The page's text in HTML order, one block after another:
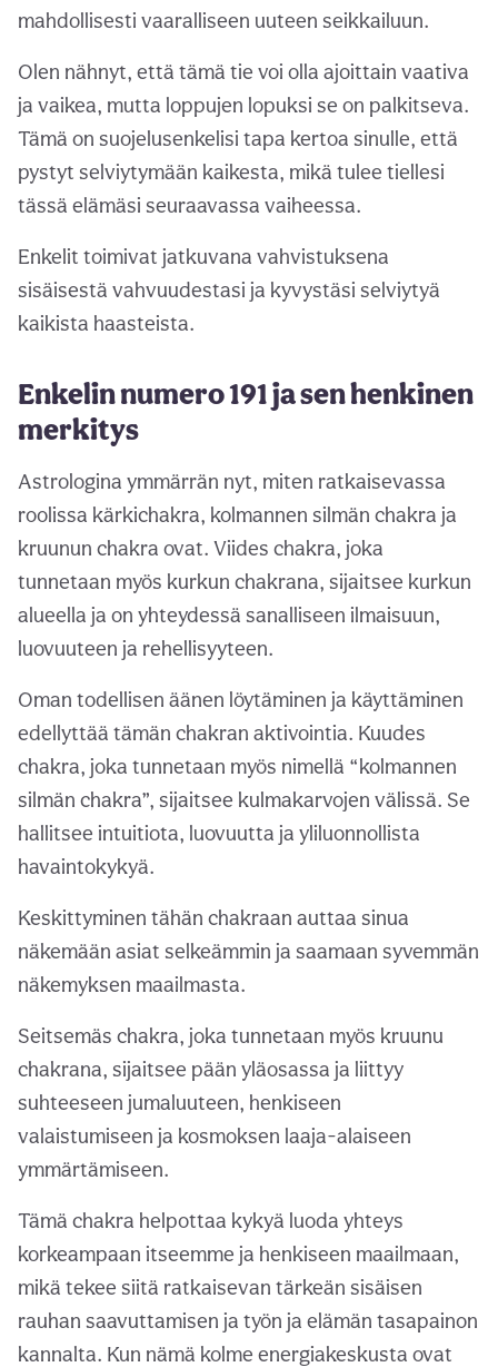
mahdollisesti vaaralliseen uuteen seikkailuun.
Olen nähnyt, että tämä tie voi olla ajoittain vaativa
ja vaikea, mutta loppujen lopuksi se on palkitseva.
Tämä on suojelusenkelisi tapa kertoa sinulle, että
pystyt selviytymään kaikesta, mikä tulee tiellesi
tässä elämäsi seuraavassa vaiheessa.
Enkelit toimivat jatkuvana vahvistuksena
sisäisestä vahvuudestasi ja kyvystäsi selviytyä
kaikista haasteista.
Enkelin numero 191 ja sen henkinen
merkitys
Astrologina ymmärrän nyt, miten ratkaisevassa
roolissa kärkichakra, kolmannen silmän chakra ja
kruunun chakra ovat. Viides chakra, joka
tunnetaan myös kurkun chakrana, sijaitsee kurkun
alueella ja on yhteydessä sanalliseen ilmaisuun,
luovuuteen ja rehellisyyteen.
Oman todellisen äänen löytäminen ja käyttäminen
edellyttää tämän chakran aktivointia. Kuudes
chakra, joka tunnetaan myös nimellä “kolmannen
silmän chakra”, sijaitsee kulmakarvojen välissä. Se
hallitsee intuitiota, luovuutta ja yliluonnollista
havaintokykyä.
Keskittyminen tähän chakraan auttaa sinua
näkemään asiat selkeämmin ja saamaan syvemmän
näkemyksen maailmasta.
Seitsemäs chakra, joka tunnetaan myös kruunu
chakrana, sijaitsee pään yläosassa ja liittyy
suhteeseen jumaluuteen, henkiseen
valaistumiseen ja kosmoksen laaja-alaiseen
ymmärtämiseen.
Tämä chakra helpottaa kykyä luoda yhteys
korkeampaan itseemme ja henkiseen maailmaan,
mikä tekee siitä ratkaisevan tärkeän sisäisen
rauhan saavuttamisen ja työn ja elämän tasapainon
kannalta. Kun nämä kolme energiakeskusta ovat